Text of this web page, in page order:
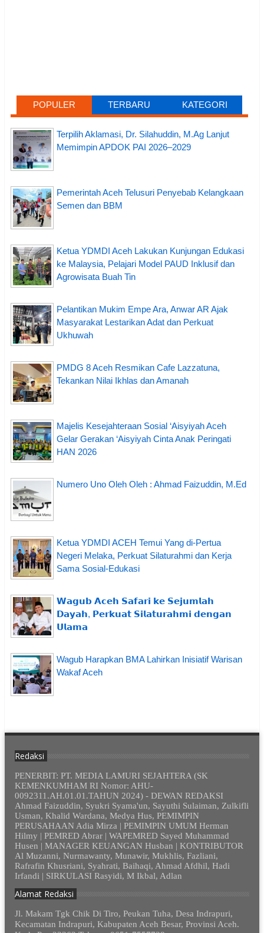
POPULER TERBARU KATEGORI
Terpilih Aklamasi, Dr. Silahuddin, M.Ag Lanjut
Memimpin APDOK PAI 2026–2029
Pemerintah Aceh Telusuri Penyebab Kelangkaan
Semen dan BBM
Ketua YDMDI Aceh Lakukan Kunjungan Edukasi
ke Malaysia, Pelajari Model PAUD Inklusif dan
Agrowisata Buah Tin
Pelantikan Mukim Empe Ara, Anwar AR Ajak
Masyarakat Lestarikan Adat dan Perkuat
Ukhuwah
PMDG 8 Aceh Resmikan Cafe Lazzatuna,
Tekankan Nilai Ikhlas dan Amanah
Majelis Kesejahteraan Sosial ‘Aisyiyah Aceh
Gelar Gerakan ‘Aisyiyah Cinta Anak Peringati
HAN 2026
Numero Uno Oleh Oleh : Ahmad Faizuddin, M.Ed
Ketua YDMDI ACEH Temui Yang di-Pertua
Negeri Melaka, Perkuat Silaturahmi dan Kerja
Sama Sosial-Edukasi
𝗪𝗮𝗴𝘂𝗯 𝗔𝗰𝗲𝗵 𝗦𝗮𝗳𝗮𝗿𝗶 𝗸𝗲 𝗦𝗲𝗷𝘂𝗺𝗹𝗮𝗵
𝗗𝗮𝘆𝗮𝗵, 𝗣𝗲𝗿𝗸𝘂𝗮𝘁 𝗦𝗶𝗹𝗮𝘁𝘂𝗿𝗮𝗵𝗺𝗶 𝗱𝗲𝗻𝗴𝗮𝗻
𝗨𝗹𝗮𝗺𝗮
Wagub Harapkan BMA Lahirkan Inisiatif Warisan
Wakaf Aceh
Redaksi
PENERBIT: PT. MEDIA LAMURI SEJAHTERA (SK
KEMENKUMHAM RI Nomor: AHU-
0092311.AH.01.01.TAHUN 2024) - DEWAN REDAKSI
Ahmad Faizuddin, Syukri Syama'un, Sayuthi Sulaiman, Zulkifli
Usman, Khalid Wardana, Medya Hus, PEMIMPIN
PERUSAHAAN Adia Mirza | PEMIMPIN UMUM Herman
Hilmy | PEMRED Abrar | WAPEMRED Sayed Muhammad
Husen | MANAGER KEUANGAN Husban | KONTRIBUTOR
Al Muzanni, Nurmawanty, Munawir, Mukhlis, Fazliani,
Rafrafin Khusriani, Syahrati, Baihaqi, Ahmad Afdhil, Hadi
Irfandi | SIRKULASI Rasyidi, M Ikbal, Adlan
Alamat Redaksi
Jl. Makam Tgk Chik Di Tiro, Peukan Tuha, Desa Indrapuri,
Kecamatan Indrapuri, Kabupaten Aceh Besar, Provinsi Aceh.